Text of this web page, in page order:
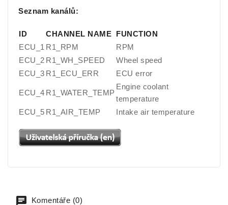
Seznam kanálů:
ID CHANNEL NAME FUNCTION
ECU_1 R1_RPM
RPM
ECU_2 R1_WH_SPEED
Wheel speed
ECU_3 R1_ECU_ERR ECU error
ECU_4 R1_WATER_TEMP
Engine coolant
temperature
ECU_5 R1_AIR_TEMP Intake air temperature
Komentáře (0)